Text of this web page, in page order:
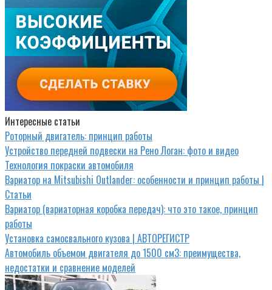
Интересные статьи
Роторный двигатель: принцип работы
Устройство передней подвески на Рено Логан: фото и видео
Технология покраски автомобиля
Вариатор на Mitsubishi Outlander: особенности и принцип работы |
Статьи
Вариатор (вариаторная коробка передач): что это такое, принцип
работы
Установка самосвального кузова | АВТОРЕГИСТР
Автомобиль объемом двигателя до 1500 см3: преимущества,
недостатки и сравнение моделей